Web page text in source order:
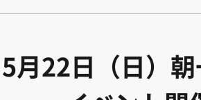
月22日（日）